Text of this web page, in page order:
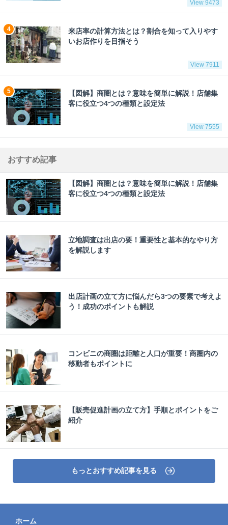
View 9473
来店率の計算方法とは？割合を知って入りやす
いお店作りを目指そう
View 7911
【図解】商圏とは？意味を簡単に解説！店舗集
客に役立つ4つの種類と設定法
View 7555
おすすめ記事
【図解】商圏とは？意味を簡単に解説！店舗集
客に役立つ4つの種類と設定法
立地調査は出店の要！重要性と基本的なやり方
を解説します
出店計画の立て方に悩んだら3つの要素で考えよ
う！成功のポイントも解説
コンビニの商圏は距離と人口が重要！商圏内の
移動者もポイントに
【販売促進計画の立て方】手順とポイントをご
紹介
もっとおすすめ記事を見る
ホーム